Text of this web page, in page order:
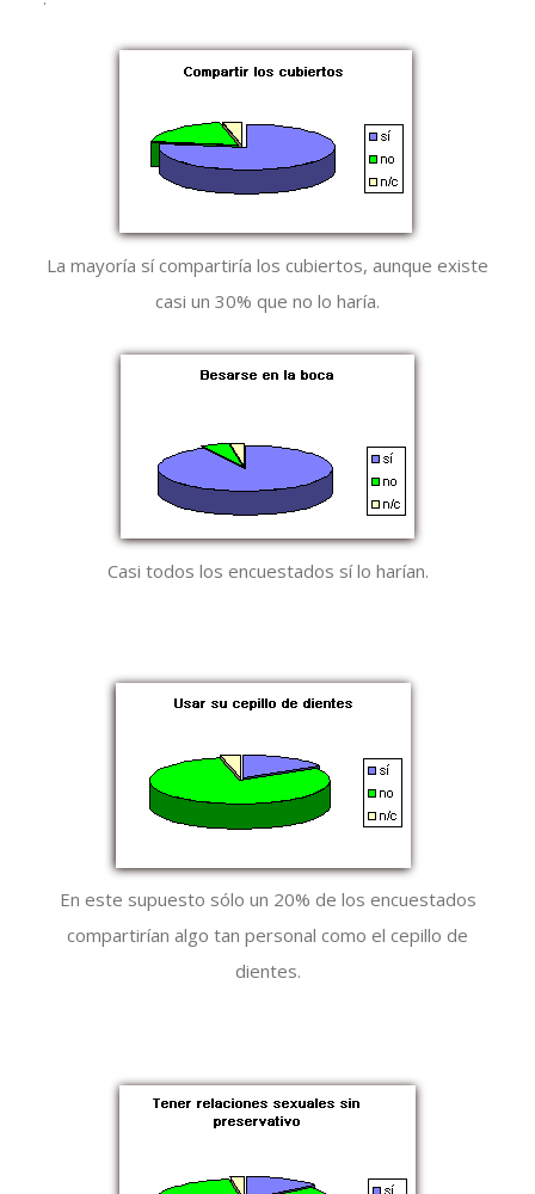
La mayoría sí compartiría los cubiertos, aunque existe
casi un 30% que no lo haría.
Casi todos los encuestados sí lo harían.
En este supuesto sólo un 20% de los encuestados
compartirían algo tan personal como el cepillo de
dientes.